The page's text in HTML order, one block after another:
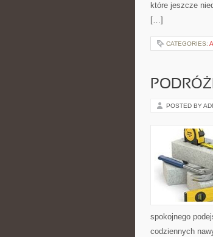
które jeszcze
[…]
CATEGORIES:
POSTED BY
spokojnego
codziennych